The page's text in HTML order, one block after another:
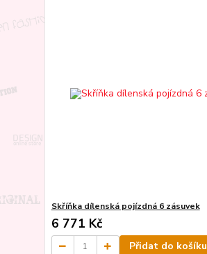
Skříňka dílenská pojízdná 6 zásuvek
6 771 Kč
Přidat do košíku